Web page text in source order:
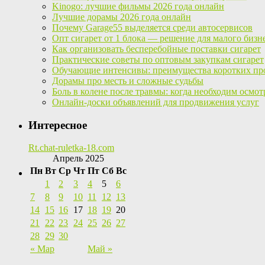
Kinogo: лучшие фильмы 2026 года онлайн
Лучшие дорамы 2026 года онлайн
Почему Garage55 выделяется среди автосервисов
Опт сигарет от 1 блока — решение для малого
Как организовать бесперебойные поставки сигарет
Практические советы по оптовым закупкам сигарет
Обучающие интенсивы: преимущества коротких
Дорамы про месть и сложные судьбы
Боль в колене после травмы: когда необходим
Онлайн-доски объявлений для продвижения услуг
Интересное
Rt.chat-ruletka-18.com
Апрель 2025
Пн Вт Ср Чт Пт Сб Вс
« Мар Май »
1 2 3 4 5
6
7
8 9 10 11 12 13
14 15 16 17 18 19 20
21
22 23 24 25 26 27
28 29 30